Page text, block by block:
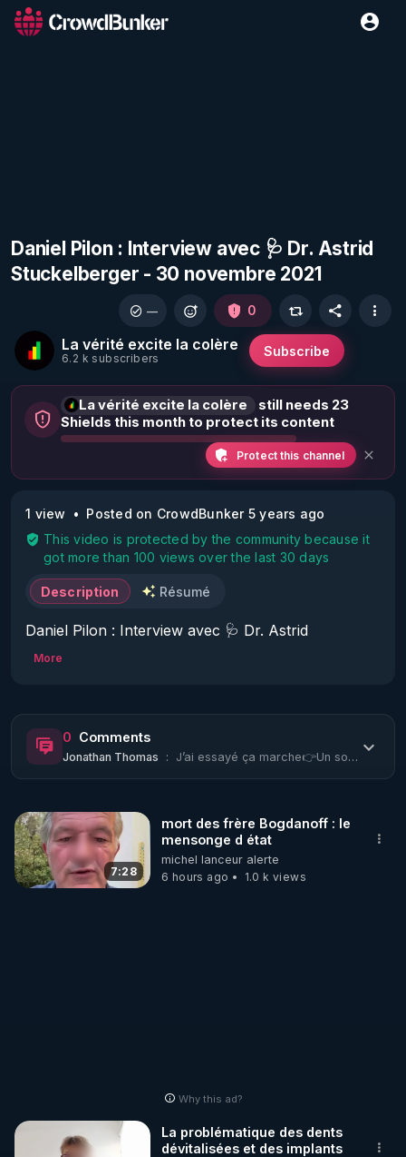
Daniel Pilon : Interview avec 🩺 Dr. Astrid
Stuckelberger - 30 novembre 2021
La vérité excite la colère
6.2 k subscribers Subscribe
— 0
La vérité excite la colère
still needs 23
Shields this month to protect its content
Protect this channel
1 view
Posted on CrowdBunker 5 years ago
This video is protected by the community because it
got more than 100 views over the last 30 days
Description Résumé
Daniel Pilon : Interview avec 🩺 Dr. Astrid
Stuckelberger - 30 novembre 2021
More
0 Comments
Jonathan Thomas : J’ai essayé ça marche👉Un soignant m'a recommandé : docteur julien sur telegram ...
7:28
mort des frère Bogdanoff : le
mensonge d état
michel lanceur alerte
6 hours ago
1.0 k views
Why this ad?
La problématique des dents
dévitalisées et des implants